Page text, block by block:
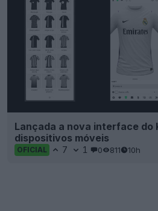
Lançada a nova interface do
dispositivos móveis
OFICIAL 7 1 0 811 10h